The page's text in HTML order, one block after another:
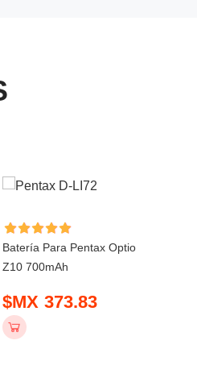
Batería Para Pentax Optio
Z10 700mAh
$MX 373.83